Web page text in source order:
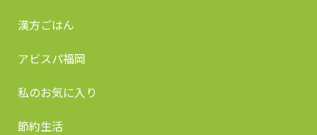
漢方ごはん
アビスパ福岡
私のお気に入り
節約生活